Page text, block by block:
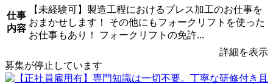
仕事
内容
【未経験可】製造工程におけるプレス加工のお仕事を
おまかせします！ その他にもフォークリフトを使った
お仕事もあり！ フォークリフトの免許...
詳細を表示
募集が停止しています